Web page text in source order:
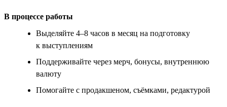
В процессе работы
Выделяйте 4–8 часов в месяц на подготовку
к выступлениям
Поддерживайте через мерч, бонусы, внутреннюю
валюту
Помогайте с продакшеном, съёмками, редактурой